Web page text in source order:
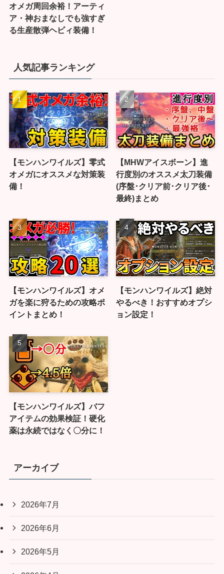
オメガ周回余裕！アーティ
ア・神おまなしでも強すぎ
る生産散弾ヘビィ装備！
人気記事ランキング
【モンハンワイルズ】零式
オメガにオススメな対策装
備！
【MHWアイスボーン】進
行度別のオススメ太刀装備
(序盤･クリア前･クリア後･
最終)まとめ
【モンハンワイルズ】オメ
ガを楽に狩るための攻略ポ
イントまとめ！
【モンハンワイルズ】絶対
やるべき！おすすめオプシ
ョン設定！
【モンハンワイルズ】バフ
アイテムの効果検証！硬化
薬は永続ではなく〇分に！
アーカイブ
2026年7月
2026年6月
2026年5月